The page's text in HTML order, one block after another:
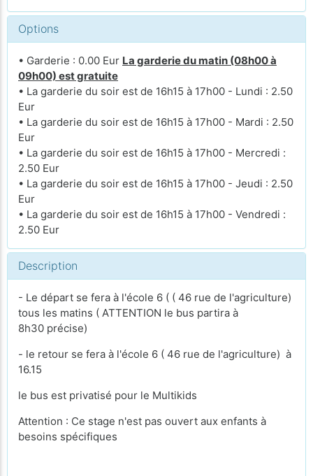
Options
• Garderie : 0.00 Eur La garderie du matin (08h00 à
09h00) est gratuite
• La garderie du soir est de 16h15 à 17h00 - Lundi : 2.50
Eur
• La garderie du soir est de 16h15 à 17h00 - Mardi : 2.50
Eur
• La garderie du soir est de 16h15 à 17h00 - Mercredi :
2.50 Eur
• La garderie du soir est de 16h15 à 17h00 - Jeudi : 2.50
Eur
• La garderie du soir est de 16h15 à 17h00 - Vendredi :
2.50 Eur
Description
- Le départ se fera à l'école 6 ( ( 46 rue de l'agriculture)
tous les matins ( ATTENTION le bus partira à
8h30 précise)
- le retour se fera à l'école 6 ( 46 rue de l'agriculture) à
16.15
le bus est privatisé pour le Multikids
Attention : Ce stage n'est pas ouvert aux enfants à
besoins spécifiques